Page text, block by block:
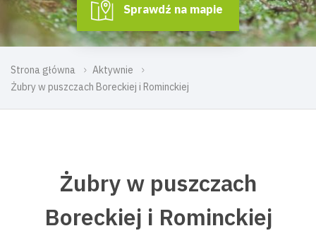
Strona główna
Aktywnie
Żubry w puszczach Boreckiej i Rominckiej
Sprawdź na mapie
Żubry w puszczach
Boreckiej i Rominckiej